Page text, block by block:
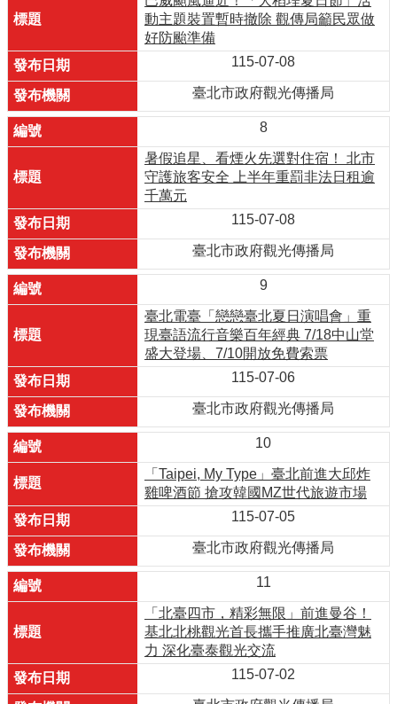
動主題裝置暫時撤除 觀傳局籲民眾做
好防颱準備
115-07-08
臺北市政府觀光傳播局
8
暑假追星、看煙火先選對住宿！ 北市
守護旅客安全 上半年重罰非法日租逾
千萬元
115-07-08
臺北市政府觀光傳播局
9
臺北電臺「戀戀臺北夏日演唱會」重
現臺語流行音樂百年經典 7/18中山堂
盛大登場、7/10開放免費索票
115-07-06
臺北市政府觀光傳播局
10
「Taipei, My Type」臺北前進大邱炸
雞啤酒節 搶攻韓國MZ世代旅遊市場
115-07-05
臺北市政府觀光傳播局
11
「北臺四市，精彩無限」前進曼谷！
基北北桃觀光首長攜手推廣北臺灣魅
力 深化臺泰觀光交流
115-07-02